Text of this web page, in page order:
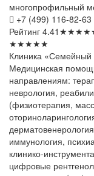
многопрофильный
+7 (499) 116-82-63
Рейтинг 4.41 ★★★★
★★★★★
Клиника «Семейный
Медицинская
направлениям:
неврология,
(физиотерапия,
иммунология,
клинико-
цифровые